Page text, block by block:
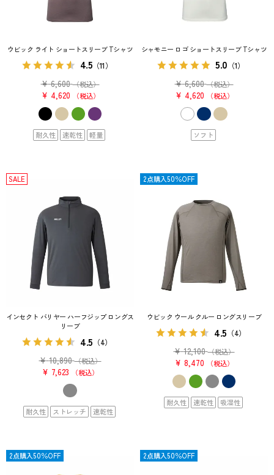
ウビック ライト ショートスリーブ Tシャツ
4.5 （11）
¥ 6,600 （税込）
¥ 4,620 税込
耐久性 速乾性 軽量
シャモニー ロゴ ショートスリーブ Tシャツ
5.0 （1）
¥ 6,600 （税込）
¥ 4,620 税込
ソフト
インセクト バリヤー ハーフジップ ロングス
リーブ
4.5 （4）
¥ 10,890 （税込）
¥ 7,623 税込
SALE
耐久性 ストレッチ 速乾性
ウビック ウール クルー ロングスリーブ
4.5 （4）
¥ 12,100 （税込）
¥ 8,470 税込
SALE
耐久性 速乾性 吸湿性
2点購入50％OFF
SALE
2点購入50％OFF SALE
2点購入50％OFF